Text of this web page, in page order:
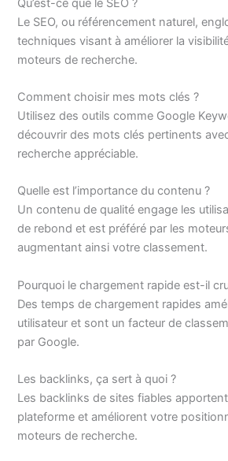
Qu’est-ce que le SEO ?
Le SEO, ou référencement naturel,
techniques visant à améliorer la
moteurs de recherche.
Comment choisir mes mots clés ?
Utilisez des outils comme Google
découvrir des mots clés pertinents
recherche appréciable.
Quelle est l’importance du contenu ?
Un contenu de qualité engage les
de rebond et est préféré par les
augmentant ainsi votre classement.
Pourquoi le chargement rapide est-il
Des temps de chargement rapides
utilisateur et sont un facteur de
par Google.
Les backlinks, ça sert à quoi ?
Les backlinks de sites fiables
plateforme et améliorent votre
moteurs de recherche.